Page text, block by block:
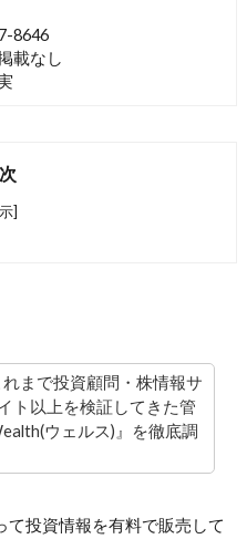
8646
載なし
]
まで投資顧問・株情報サ
ト以上を検証してきた管
ウェルス)』を徹底調
投資情報を有料で販売して